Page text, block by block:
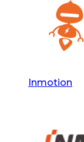
Inmotion